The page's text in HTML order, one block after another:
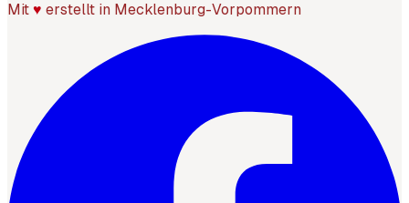
Mit ♥ erstellt in Mecklenburg-Vorpommern